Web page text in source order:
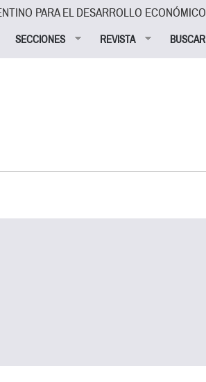
PARA EL DESARROLLO ECONÓMICO
SECCIONES REVISTA BUSCAR